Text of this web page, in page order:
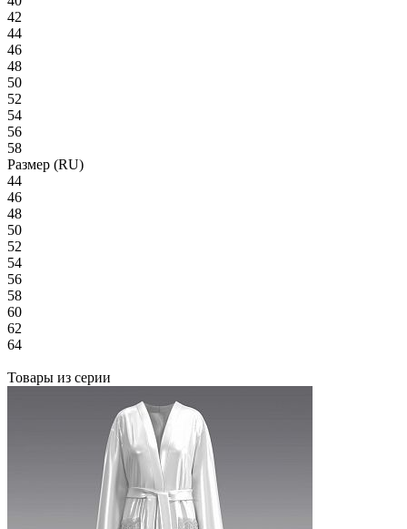
42
44
46
48
50
52
54
56
58
Размер (RU)
44
46
48
50
52
54
56
58
60
62
64
Товары из серии